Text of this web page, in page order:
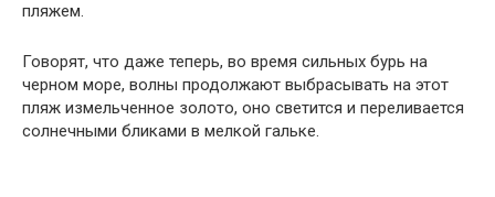
пляжем.
Говорят, что даже теперь, во время сильных бурь на
черном море, волны продолжают выбрасывать на этот
пляж измельченное золото, оно светится и переливается
солнечными бликами в мелкой гальке.